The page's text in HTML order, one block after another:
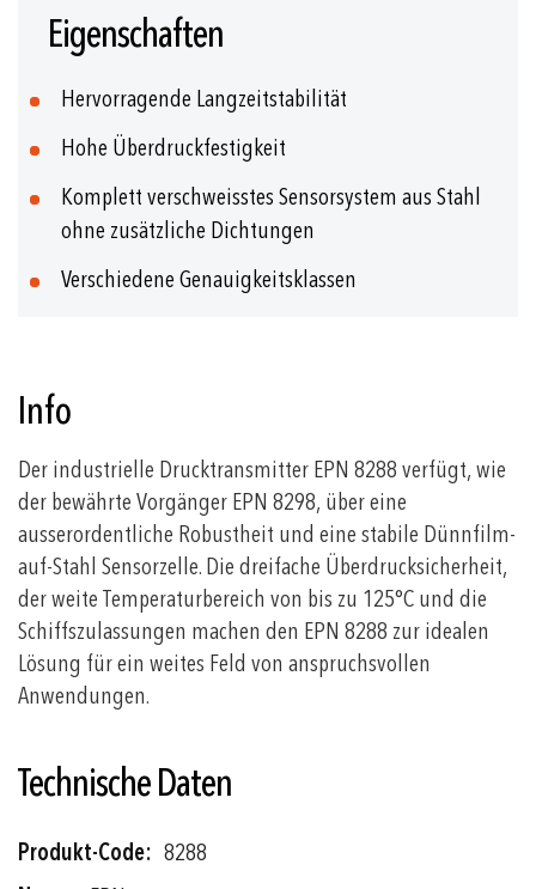
Bildgalerie
Eigenschaften
Hervorragende Langzeitstabilität
Hohe Überdruckfestigkeit
Komplett verschweisstes Sensorsystem aus Stahl
ohne zusätzliche Dichtungen
Verschiedene Genauigkeitsklassen
Info
Der industrielle Drucktransmitter EPN 8288 verfügt, wie
der bewährte Vorgänger EPN 8298, über eine
ausserordentliche Robustheit und eine stabile Dünnfilm-
auf-Stahl Sensorzelle. Die dreifache Überdrucksicherheit,
der weite Temperaturbereich von bis zu 125°C und die
Schiffszulassungen machen den EPN 8288 zur idealen
Lösung für ein weites Feld von anspruchsvollen
Anwendungen.
Technische Daten
Weitere
Informationen
8288